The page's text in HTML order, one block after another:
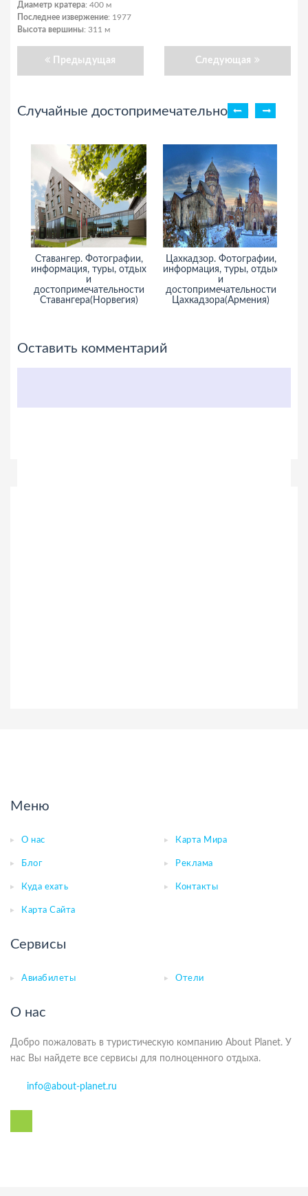
Диаметр кратера: 400 м
Последнее извержение: 1977
Высота вершины: 311 м
Предыдущая Следующая
Случайные достопримечательности
Ставангер. Фотографии,
информация, туры, отдых
и
достопримечательности
Ставангера(Норвегия)
Цахкадзор. Фотографии,
информация, туры, отдых
и
достопримечательности
Цахкадзора(Армения)
Оставить комментарий
Меню
О нас Карта Мира
Блог Реклама
Куда ехать Контакты
Карта Сайта
Сервисы
Авиабилеты Отели
О нас
Добро пожаловать в туристическую компанию About Planet. У
нас Вы найдете все сервисы для полноценного отдыха.
info@about-planet.ru